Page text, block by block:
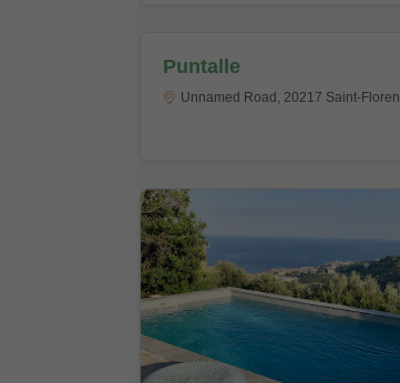
Puntalle
Unnamed Road, 20217 Saint-